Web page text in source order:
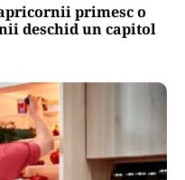
primesc o
deschid un capitol